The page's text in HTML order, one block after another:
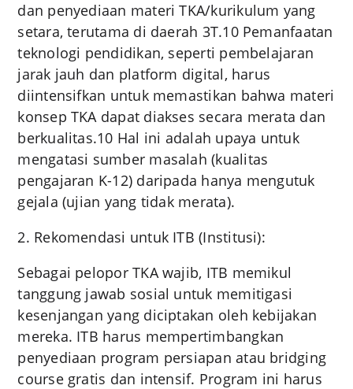
dan penyediaan materi TKA/kurikulum yang
setara, terutama di daerah 3T.10 Pemanfaatan
teknologi pendidikan, seperti pembelajaran
jarak jauh dan platform digital, harus
diintensifkan untuk memastikan bahwa materi
konsep TKA dapat diakses secara merata dan
berkualitas.10 Hal ini adalah upaya untuk
mengatasi sumber masalah (kualitas
pengajaran K-12) daripada hanya mengutuk
gejala (ujian yang tidak merata).
2. Rekomendasi untuk ITB (Institusi):
Sebagai pelopor TKA wajib, ITB memikul
tanggung jawab sosial untuk memitigasi
kesenjangan yang diciptakan oleh kebijakan
mereka. ITB harus mempertimbangkan
penyediaan program persiapan atau bridging
course gratis dan intensif. Program ini harus